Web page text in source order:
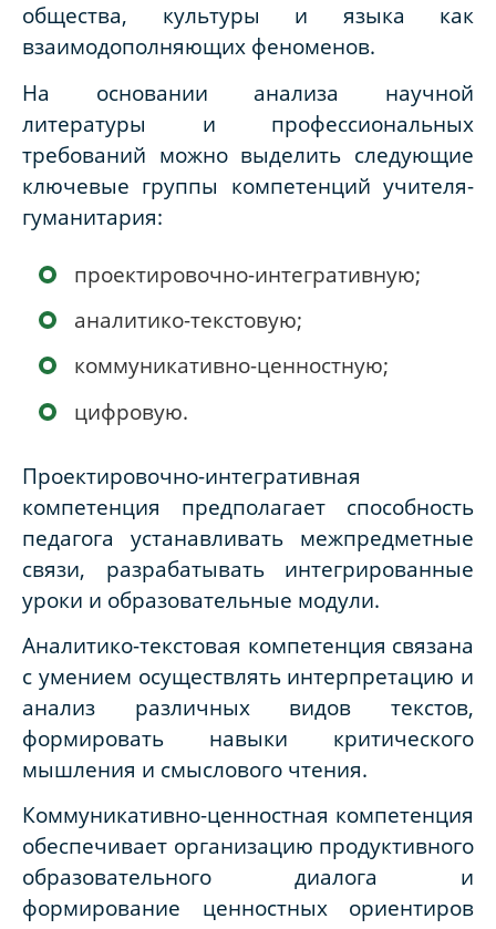
общества, культуры и языка как
взаимодополняющих феноменов.
На основании анализа научной
литературы и профессиональных
требований можно выделить следующие
ключевые группы компетенций учителя-
гуманитария:
проектировочно-интегративную;
аналитико-текстовую;
коммуникативно-ценностную;
цифровую.
Проектировочно-интегративная
компетенция предполагает способность
педагога устанавливать межпредметные
связи, разрабатывать интегрированные
уроки и образовательные модули.
Аналитико-текстовая компетенция связана
с умением осуществлять интерпретацию и
анализ различных видов текстов,
формировать навыки критического
мышления и смыслового чтения.
Коммуникативно-ценностная компетенция
обеспечивает организацию продуктивного
образовательного диалога и
формирование ценностных ориентиров